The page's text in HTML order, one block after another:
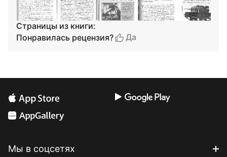
Страницы из книги:
Понравилась рецензия?
Да
Мы в соцсетях